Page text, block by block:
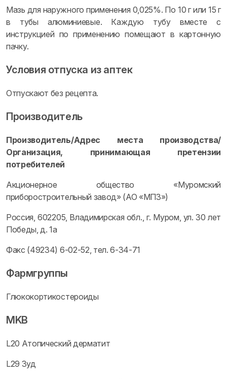
Мазь для наружного применения 0,025%. По 10 г или 15 г
в тубы алюминиевые. Каждую тубу вместе с
инструкцией по применению помещают в картонную
пачку.
Условия отпуска из аптек
Отпускают без рецепта.
Производитель
Производитель/Адрес места производства/
Организация, принимающая претензии
потребителей
Акционерное общество «Муромский
приборостроительный завод» (АО «МПЗ»)
Россия, 602205, Владимирская обл., г. Муром, ул. 30 лет
Победы, д. 1а
Факс (49234) 6-02-52, тел. 6-34-71
Фармгруппы
Глюкокортикостероиды
MKB
L20 Атопический дерматит
L29 Зуд